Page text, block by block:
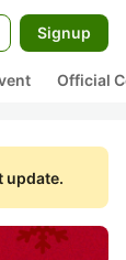
Signup
Official
update.